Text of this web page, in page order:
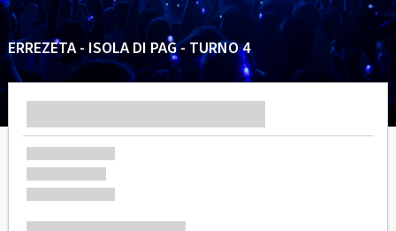
ERREZETA - ISOLA DI PAG - TURNO 4